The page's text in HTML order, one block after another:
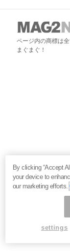
ページ内の商標は
まぐまぐ！
By clicking “Accept
your device to
our marketing efforts.
settings